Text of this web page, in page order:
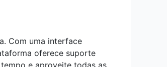
Com uma interface
oferece suporte
e aproveite todas as